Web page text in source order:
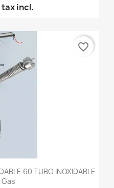
tax incl.
60 TUBO INOXIDABLE
favorite_border